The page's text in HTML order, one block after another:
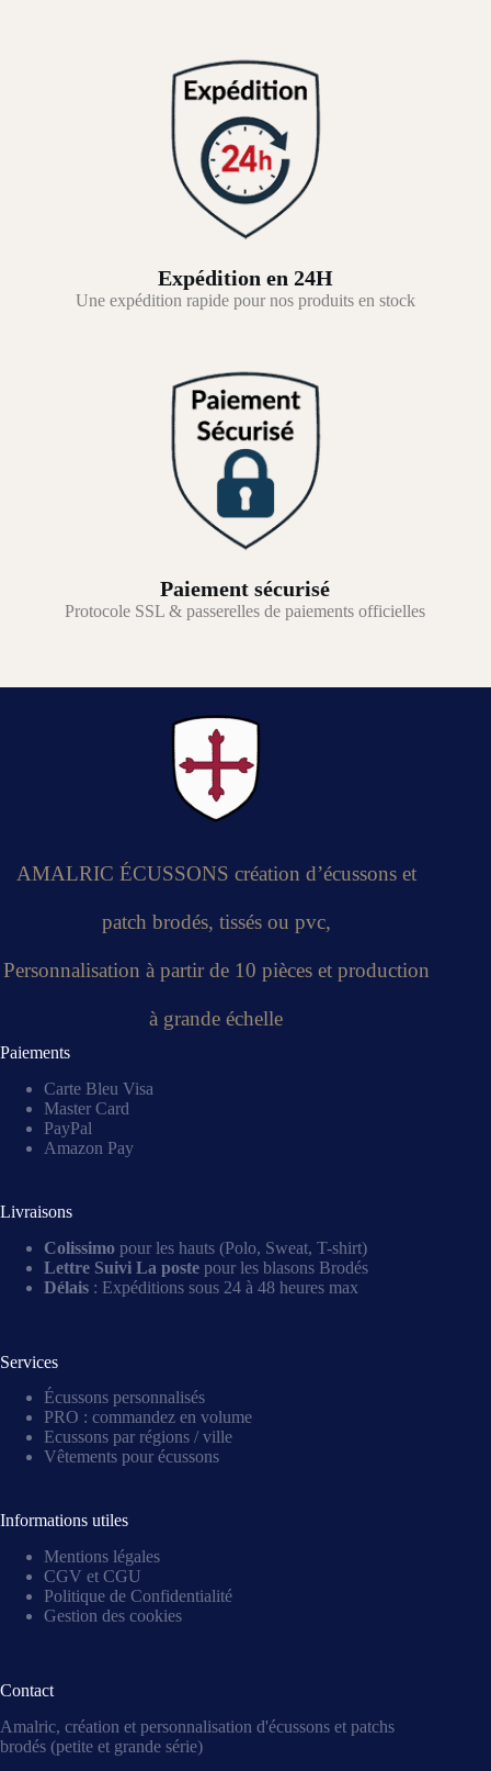
Expédition en 24H
Une expédition rapide pour nos produits en stock
Paiement sécurisé
Protocole SSL & passerelles de paiements officielles
AMALRIC ÉCUSSONS création d’écussons et
patch brodés, tissés ou pvc,
Personnalisation à partir de 10 pièces et production
à grande échelle
Paiements
Carte Bleu Visa
Master Card
PayPal
Amazon Pay
Livraisons
Colissimo pour les hauts (Polo, Sweat, T-shirt)
Lettre Suivi La poste pour les blasons Brodés
Délais : Expéditions sous 24 à 48 heures max
Services
Écussons personnalisés
PRO : commandez en volume
Ecussons par régions / ville
Vêtements pour écussons
Informations utiles
Mentions légales
CGV et CGU
Politique de Confidentialité
Gestion des cookies
Contact
Amalric, création et personnalisation d'écussons et patchs
brodés (petite et grande série)